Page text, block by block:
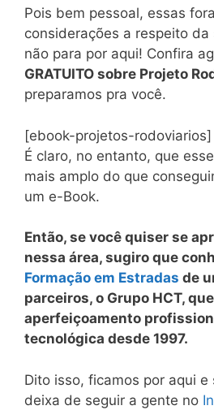
Pois bem pessoal, essas
considerações a respeito da
não para por aqui! Confira
GRATUITO sobre Projeto
preparamos pra você.
[ebook-projetos-rodoviarios]
É claro, no entanto, que
mais amplo do que
um e-Book.
Então, se você quiser se
nessa área, sugiro que
Formação em Estradas de
parceiros, o Grupo HCT,
aperfeiçoamento
tecnológica desde 1997.
Dito isso, ficamos por aqui e
deixa de seguir a gente no